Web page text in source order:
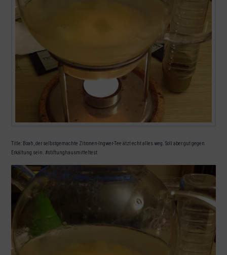
Title: Boah, der selbstgemachte Zitronen-Ingwer-Tee ätzt echt alles weg. Soll aber gut gegen
Erkältung sein. #stiftunghausmitteltest